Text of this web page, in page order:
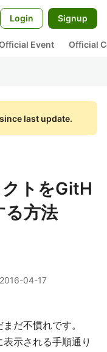
Login Signup
Event Official
last update.
トをGitH
る方法
2016-04-17
だ不慣れです。
示される手順通り